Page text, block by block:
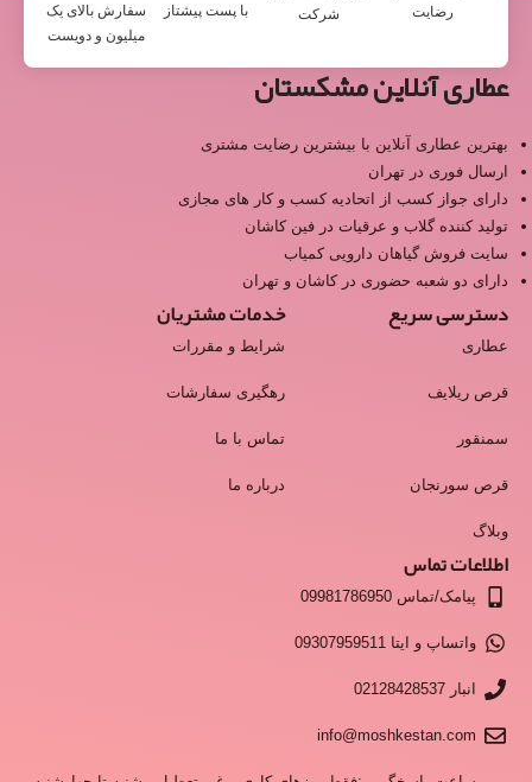
رضایت
شرکت
با پست پیشتاز
سفارش بالای یک
میلیون و دویست
عطاری آنلاین مشکستان
بهترین عطاری آنلاین با بیشترین رضایت مشتری
ارسال فوری در تهران
دارای جواز کسب از اتحادیه کسب و کار های مجازی
تولید کننده گلاب و عرقیات در فین کاشان
سایت فروش گیاهان دارویی کمیاب
دارای دو شعبه حضوری در کاشان و تهران
دسترسی سریع
عطاری
قرص ریلایف
سمنقور
قرص سورنجان
وبلاگ
خدمات مشتریان
شرایط و مقررات
رهگیری سفارشات
تماس با ما
درباره ما
اطلاعات تماس
پیامک/تماس 09981786950
واتساپ و ایتا 09307959511
انبار 02128428537
info@moshkestan.com